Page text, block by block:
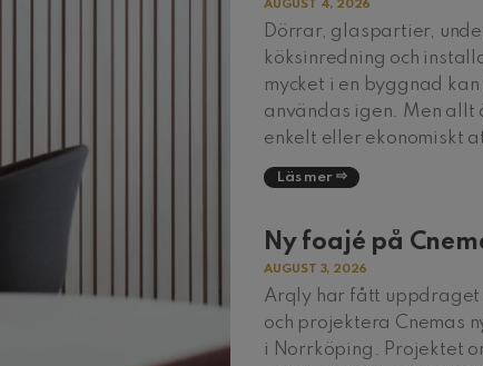
AUGUST 4, 2026
Dörrar, glaspartier,
köksinredning och
mycket i en byggnad
användas igen. Men allt
enkelt eller ekonomiskt
Läs mer
Ny foajé på
AUGUST 3, 2026
Arqly har fått
och projektera Cnemas
i Norrköping. Projektet